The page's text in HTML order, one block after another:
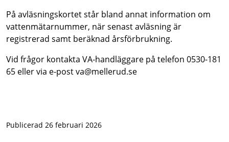
På avläsningskortet står bland annat information om
vattenmätarnummer, när senast avläsning är
registrerad samt beräknad årsförbrukning.
Vid frågor kontakta VA-handläggare på telefon 0530-181
65 eller via e-post va@mellerud.se
Publicerad 26 februari 2026